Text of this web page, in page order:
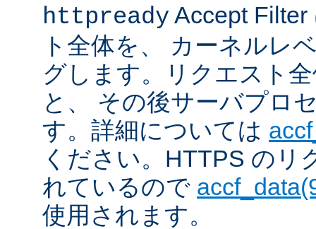
httpready Accept
ト全体を、 カーネルレ
グします。リクエスト
と、 その後サーバプロ
す。詳細については
ください。HTTPS のリ
れているので
使用されます。